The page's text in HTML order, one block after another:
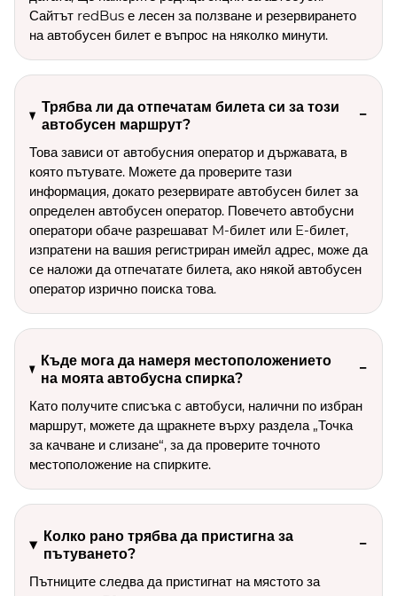
Сайтът redBus е лесен за ползване и резервирането
на автобусен билет е въпрос на няколко минути.
Трябва ли да отпечатам билета си за този
автобусен маршрут?
Това зависи от автобусния оператор и държавата, в
която пътувате. Можете да проверите тази
информация, докато резервирате автобусен билет за
определен автобусен оператор. Повечето автобусни
оператори обаче разрешават M-билет или E-билет,
изпратени на вашия регистриран имейл адрес, може да
се наложи да отпечатате билета, ако някой автобусен
оператор изрично поиска това.
Къде мога да намеря местоположението
на моята автобусна спирка?
Като получите списъка с автобуси, налични по избран
маршрут, можете да щракнете върху раздела „Точка
за качване и слизане“, за да проверите точното
местоположение на спирките.
Колко рано трябва да пристигна за
пътуването?
Пътниците следва да пристигнат на мястото за